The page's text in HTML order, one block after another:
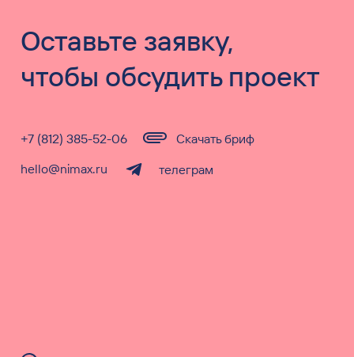
Оставьте заявку,
чтобы обсудить проект
hello@nimax.ru
+7 (812) 385-52-06
телеграм
Скачать бриф